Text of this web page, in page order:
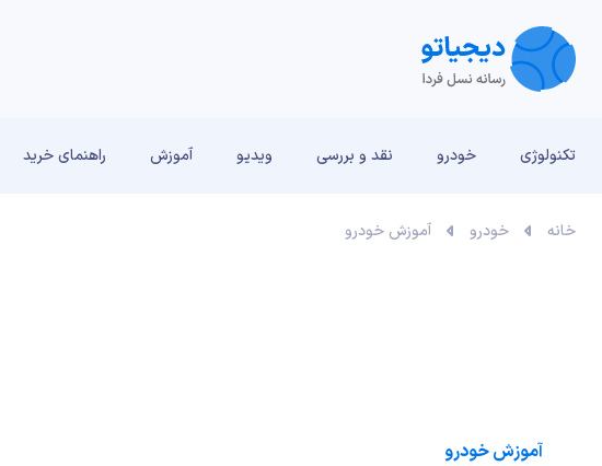
تکنولوژی خودرو نقد و بررسی‌ ویدیو آموزش راهنمای خرید
خانه خودرو آموزش خودرو
آموزش خودرو